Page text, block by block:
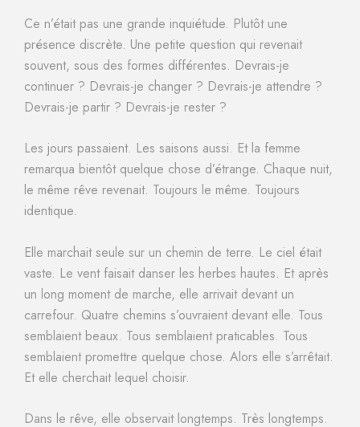
Ce n’était pas une grande inquiétude. Plutôt une
présence discrète. Une petite question qui revenait
souvent, sous des formes différentes. Devrais-je
continuer ? Devrais-je changer ? Devrais-je attendre ?
Devrais-je partir ? Devrais-je rester ?
Les jours passaient. Les saisons aussi. Et la femme
remarqua bientôt quelque chose d’étrange. Chaque nuit,
le même rêve revenait. Toujours le même. Toujours
identique.
Elle marchait seule sur un chemin de terre. Le ciel était
vaste. Le vent faisait danser les herbes hautes. Et après
un long moment de marche, elle arrivait devant un
carrefour. Quatre chemins s’ouvraient devant elle. Tous
semblaient beaux. Tous semblaient praticables. Tous
semblaient promettre quelque chose. Alors elle s’arrêtait.
Et elle cherchait lequel choisir.
Dans le rêve, elle observait longtemps. Très longtemps.